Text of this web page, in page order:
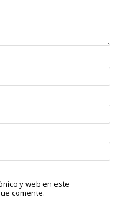
y web en este
comente.